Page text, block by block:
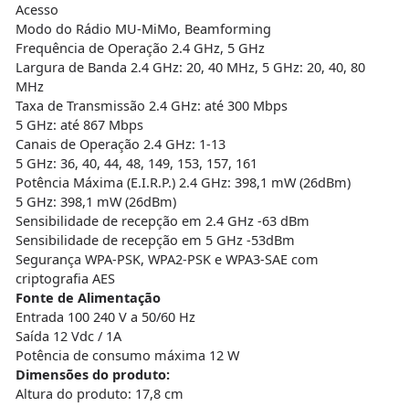
Acesso
Modo do Rádio MU-MiMo, Beamforming
Frequência de Operação 2.4 GHz, 5 GHz
Largura de Banda 2.4 GHz: 20, 40 MHz, 5 GHz: 20, 40, 80
MHz
Taxa de Transmissão 2.4 GHz: até 300 Mbps
5 GHz: até 867 Mbps
Canais de Operação 2.4 GHz: 1-13
5 GHz: 36, 40, 44, 48, 149, 153, 157, 161
Potência Máxima (E.I.R.P.) 2.4 GHz: 398,1 mW (26dBm)
5 GHz: 398,1 mW (26dBm)
Sensibilidade de recepção em 2.4 GHz -63 dBm
Sensibilidade de recepção em 5 GHz -53dBm
Segurança WPA-PSK, WPA2-PSK e WPA3-SAE com
criptografia AES
Fonte de Alimentação
Entrada 100 240 V a 50/60 Hz
Saída 12 Vdc / 1A
Potência de consumo máxima 12 W
Dimensões do produto:
Altura do produto: 17,8 cm